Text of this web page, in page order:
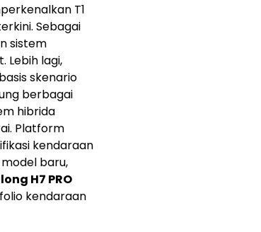
T1
Sebagai
sistem
Lebih lagi,
skenario
berbagai
hibrida
Platform
kendaraan
baru,
H7 PRO
kendaraan